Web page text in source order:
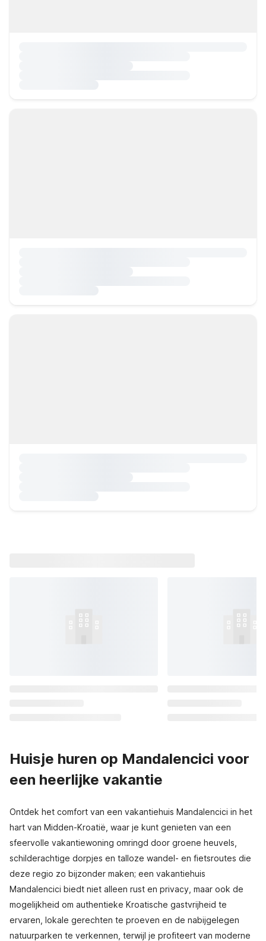
Huisje huren op Mandalencici voor
een heerlijke vakantie
Ontdek het comfort van een vakantiehuis Mandalencici in het
hart van Midden-Kroatië, waar je kunt genieten van een
sfeervolle vakantiewoning omringd door groene heuvels,
schilderachtige dorpjes en talloze wandel- en fietsroutes die
deze regio zo bijzonder maken; een vakantiehuis
Mandalencici biedt niet alleen rust en privacy, maar ook de
mogelijkheid om authentieke Kroatische gastvrijheid te
ervaren, lokale gerechten te proeven en de nabijgelegen
natuurparken te verkennen, terwijl je profiteert van moderne